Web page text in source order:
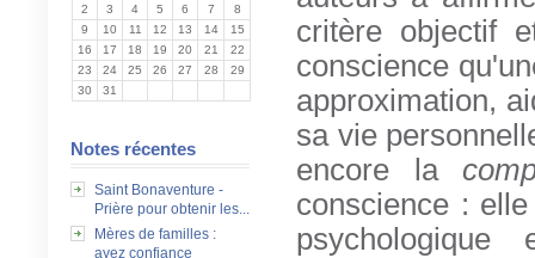
2
3 4 5 6 7
8
9
10 11 12 13 14
15
16
17 18 19 20 21
22
23
24 25 26 27 28
29
30
31
Notes récentes
Saint Bonaventure -
Prière pour obtenir les...
Mères de familles :
ayez confiance
critère objectif
conscience
approximation,
sa vie
encore la
conscience :